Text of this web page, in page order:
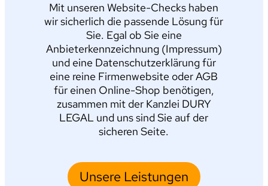
Mit unseren Website-Checks haben
wir sicherlich die passende Lösung für
Sie. Egal ob Sie eine
Anbieterkennzeichnung (Impressum)
und eine Datenschutzerklärung für
eine reine Firmenwebsite oder AGB
für einen Online-Shop benötigen,
zusammen mit der Kanzlei DURY
LEGAL und uns sind Sie auf der
sicheren Seite.
Unsere Leistungen